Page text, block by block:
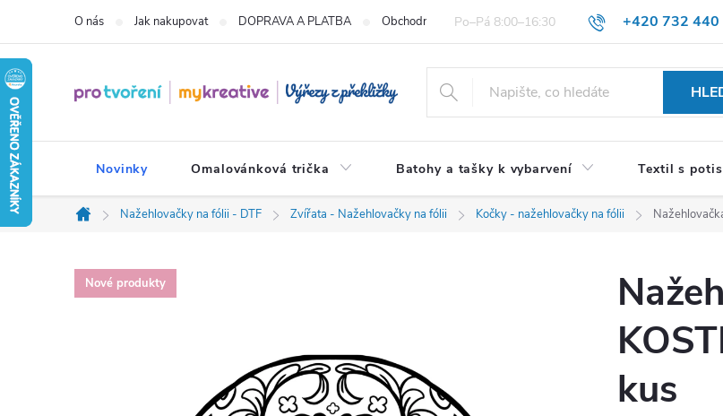
obsah
+420 732 440
O nás Jak nakupovat DOPRAVA A PLATBA Obchodní podmínky pro spotřebitele VŠEOBECNÉ
Novinky Omalovánková trička Batohy a tašky k vybarvení Textil s
Domů
Nažehlovačky na fólii - DTF Zvířata - Nažehlovačky na fólii Kočky - nažehlovačky na fólii
Nové produkty
kus